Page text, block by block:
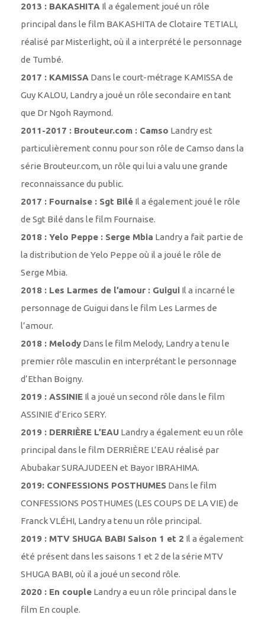
2013 : BAKASHITA Il a également joué un rôle
principal dans le film BAKASHITA de Clotaire TETIALI,
réalisé par Misterlight, où il a interprété le personnage
de Tumbé.
2017 : KAMISSA Dans le court-métrage KAMISSA de
Guy KALOU, Landry a joué un rôle secondaire en tant
que Dr Ngoh Raymond.
2011-2017 : Brouteur.com : Camso Landry est
particulièrement connu pour son rôle de Camso dans la
série Brouteur.com, un rôle qui lui a valu une grande
reconnaissance du public.
2017 : Fournaise : Sgt Bilé Il a également joué le rôle
de Sgt Bilé dans le film Fournaise.
2018 : Yelo Peppe : Serge Mbia Landry a fait partie de
la distribution de Yelo Peppe où il a joué le rôle de
Serge Mbia.
2018 : Les Larmes de l’amour : Guigui Il a incarné le
personnage de Guigui dans le film Les Larmes de
l’amour.
2018 : Melody Dans le film Melody, Landry a tenu le
premier rôle masculin en interprétant le personnage
d’Ethan Boigny.
2019 : ASSINIE Il a joué un second rôle dans le film
ASSINIE d’Erico SERY.
2019 : DERRIÈRE L’EAU Landry a également eu un rôle
principal dans le film DERRIÈRE L’EAU réalisé par
Abubakar SURAJUDEEN et Bayor IBRAHIMA.
2019: CONFESSIONS POSTHUMES Dans le film
CONFESSIONS POSTHUMES (LES COUPS DE LA VIE) de
Franck VLÉHI, Landry a tenu un rôle principal.
2019 : MTV SHUGA BABI Saison 1 et 2 Il a également
été présent dans les saisons 1 et 2 de la série MTV
SHUGA BABI, où il a joué un second rôle.
2020 : En couple Landry a eu un rôle principal dans le
film En couple.